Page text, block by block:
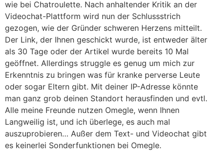
wie bei Chatroulette. Nach anhaltender Kritik an der
Videochat-Plattform wird nun der Schlussstrich
gezogen, wie der Gründer schweren Herzens mitteilt.
Der Link, der Ihnen geschickt wurde, ist entweder älter
als 30 Tage oder der Artikel wurde bereits 10 Mal
geöffnet. Allerdings struggle es genug um mich zur
Erkenntnis zu bringen was für kranke perverse Leute
oder sogar Eltern gibt. Mit deiner IP-Adresse könnte
man ganz grob deinen Standort herausfinden und evtl.
Alle meine Freunde nutzen Omegle, wenn Ihnen
Langweilig ist, und ich überlege, es auch mal
auszuprobieren… Außer dem Text- und Videochat gibt
es keinerlei Sonderfunktionen bei Omegle.